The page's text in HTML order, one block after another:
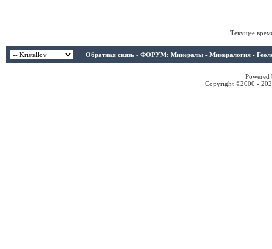
Текущее
Обратная связь - ФОРУМ: Минералы - Минералогия -
Copyright ©2000 -